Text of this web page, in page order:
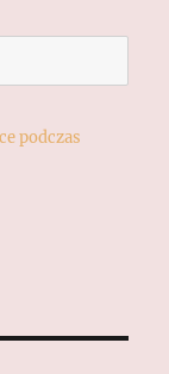
podczas